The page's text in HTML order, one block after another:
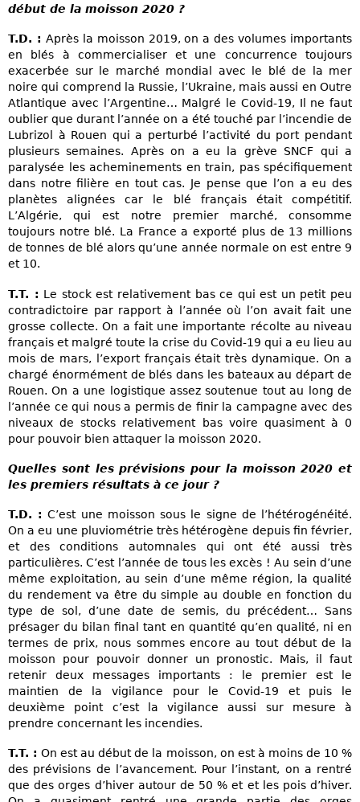
début de la moisson 2020 ?
T.D. : Après la moisson 2019, on a des volumes importants
en blés à commercialiser et une concurrence toujours
exacerbée sur le marché mondial avec le blé de la mer
noire qui comprend la Russie, l’Ukraine, mais aussi en Outre
Atlantique avec l’Argentine… Malgré le Covid-19, Il ne faut
oublier que durant l’année on a été touché par l’incendie de
Lubrizol à Rouen qui a perturbé l’activité du port pendant
plusieurs semaines. Après on a eu la grève SNCF qui a
paralysée les acheminements en train, pas spécifiquement
dans notre filière en tout cas. Je pense que l’on a eu des
planètes alignées car le blé français était compétitif.
L’Algérie, qui est notre premier marché, consomme
toujours notre blé. La France a exporté plus de 13 millions
de tonnes de blé alors qu’une année normale on est entre 9
et 10.
T.T. : Le stock est relativement bas ce qui est un petit peu
contradictoire par rapport à l’année où l’on avait fait une
grosse collecte. On a fait une importante récolte au niveau
français et malgré toute la crise du Covid-19 qui a eu lieu au
mois de mars, l’export français était très dynamique. On a
chargé énormément de blés dans les bateaux au départ de
Rouen. On a une logistique assez soutenue tout au long de
l’année ce qui nous a permis de finir la campagne avec des
niveaux de stocks relativement bas voire quasiment à 0
pour pouvoir bien attaquer la moisson 2020.
Quelles sont les prévisions pour la moisson 2020 et
les premiers résultats à ce jour ?
T.D. : C’est une moisson sous le signe de l’hétérogénéité.
On a eu une pluviométrie très hétérogène depuis fin février,
et des conditions automnales qui ont été aussi très
particulières. C’est l’année de tous les excès ! Au sein d’une
même exploitation, au sein d’une même région, la qualité
du rendement va être du simple au double en fonction du
type de sol, d’une date de semis, du précédent… Sans
présager du bilan final tant en quantité qu’en qualité, ni en
termes de prix, nous sommes encore au tout début de la
moisson pour pouvoir donner un pronostic. Mais, il faut
retenir deux messages importants : le premier est le
maintien de la vigilance pour le Covid-19 et puis le
deuxième point c’est la vigilance aussi sur mesure à
prendre concernant les incendies.
T.T. : On est au début de la moisson, on est à moins de 10 %
des prévisions de l’avancement. Pour l’instant, on a rentré
que des orges d’hiver autour de 50 % et et les pois d’hiver.